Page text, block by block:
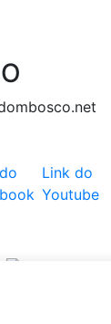
Link do
Youtube